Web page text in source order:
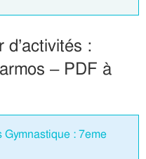
:
– PDF à
: 7eme